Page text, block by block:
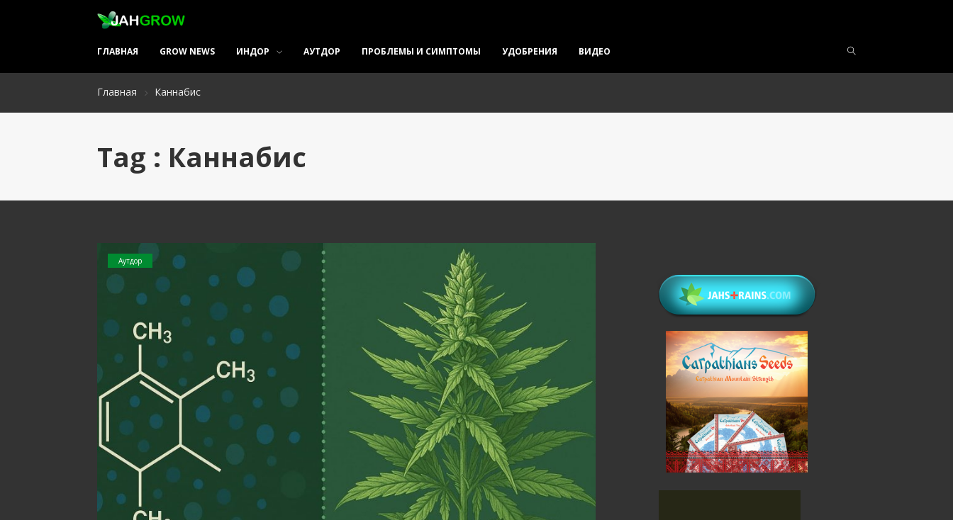
ГЛАВНАЯ GROW NEWS ИНДОР АУТДОР ПРОБЛЕМЫ И СИМПТОМЫ УДОБРЕНИЯ ВИДЕО
Главная Каннабис
Tag : Каннабис
Аутдор